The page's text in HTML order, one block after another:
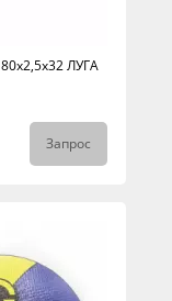
ЛУГА
Запрос